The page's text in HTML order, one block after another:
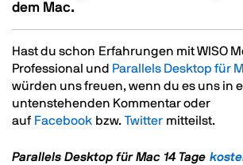
dem Mac.
Hast du schon Erfahrungen mit WISO
Professional und Parallels Desktop für
würden uns freuen, wenn du es uns in
untenstehenden Kommentar oder
auf Facebook bzw. Twitter mitteilst.
Parallels Desktop für Mac 14 Tage